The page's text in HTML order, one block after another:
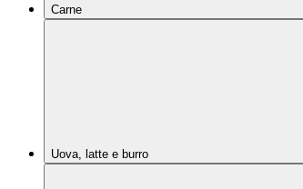
Carne
Uova, latte e burro